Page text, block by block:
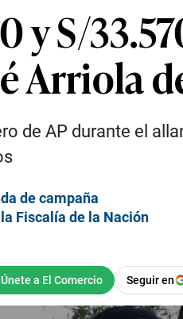
y S/
Arriola
de AP durante el
de campaña
Fiscalía de la Nación
Seguir en